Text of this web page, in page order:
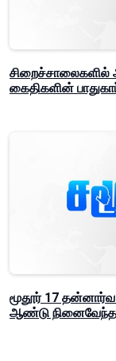
சிறைச்சாலைகளில்
கைதிகளின்
மூதூர் 17
ஆண்டு